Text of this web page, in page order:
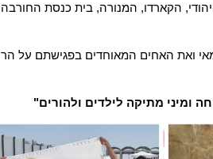
הקארדו, המנורה, בית כנסת החורבה
ואת האחים המאוחדים בפגישתם על הר
ומיני מתיקה לילדים ולהורים"